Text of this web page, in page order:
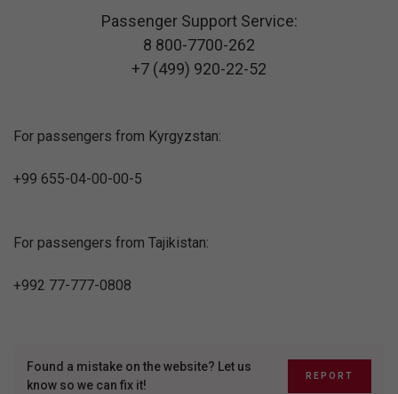
Passenger Support Service:
8 800-7700-262
+7 (499) 920-22-52
For passengers from Kyrgyzstan:
+99 655-04-00-00-5
For passengers from Tajikistan:
+992 77-777-0808
Found a mistake on the website? Let us
know so we can fix it!
REPORT